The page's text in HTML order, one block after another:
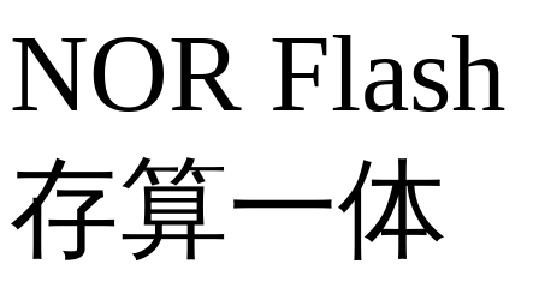
NOR Flash
存算一体